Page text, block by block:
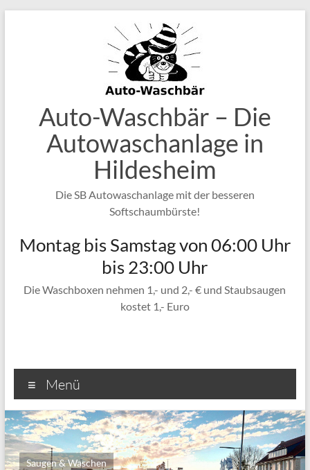
Auto-Waschbär – Die
Autowaschanlage in
Hildesheim
Die SB Autowaschanlage mit der besseren
Softschaumbürste!
Montag bis Samstag von 06:00 Uhr
bis 23:00 Uhr
Die Waschboxen nehmen 1,- und 2,- € und Staubsaugen
kostet 1,- Euro
Menü
Saugen & Waschen